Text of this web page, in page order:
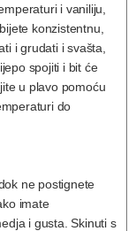
i vaniliju,
konzistentnu,
i grudati i svašta,
spojiti i bit će
u plavo pomoću
do
ne postignete
imate
i gusta. Skinuti s